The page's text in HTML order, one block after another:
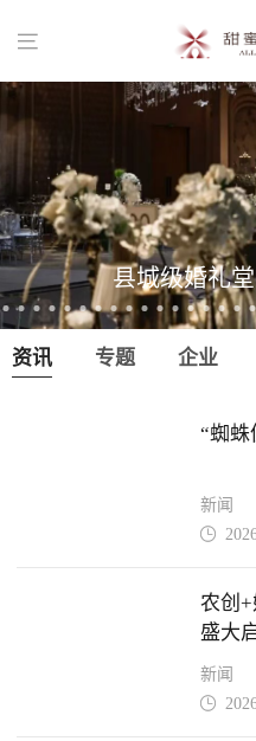

县城级婚礼
资讯 专题 企业
“蜘蛛
新闻

农创
盛大
新闻
